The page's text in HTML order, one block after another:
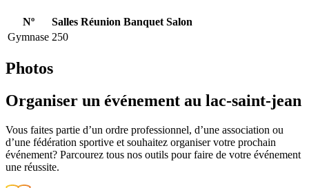
Nº Salles Réunion Banquet Salon
Gymnase 250
Photos
Organiser un événement au lac-saint-jean
Vous faites partie d’un ordre professionnel, d’une association ou
d’une fédération sportive et souhaitez organiser votre prochain
événement? Parcourez tous nos outils pour faire de votre événement
une réussite.